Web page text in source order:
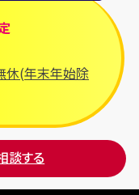
休(年末年始除
談する